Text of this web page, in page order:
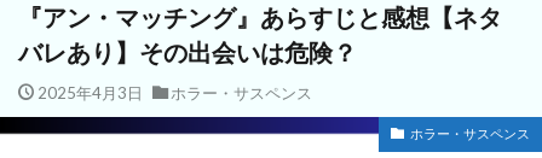
『アン・マッチング』あらすじと感想【ネタ
バレあり】その出会いは危険？
2025年4月3日 ホラー・サスペンス
ホラー・サスペンス